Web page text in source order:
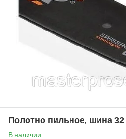
Полотно пильное, шина 32
В наличии